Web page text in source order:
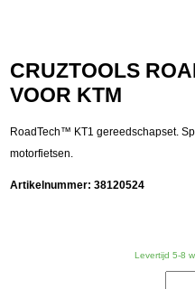
CRUZTOOLS
VOOR KTM
Artikelnummer:38120524
RoadTech™ KT1 gereedschapset.
motorfietsen.
Levertijd 5-8